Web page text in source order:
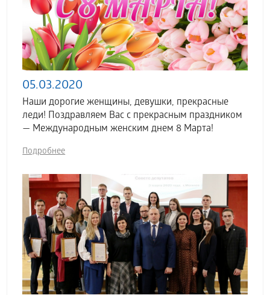
05.03.2020
Наши дорогие женщины, девушки, прекрасные
леди! Поздравляем Вас с прекрасным праздником
— Международным женским днем 8 Марта!
Подробнее